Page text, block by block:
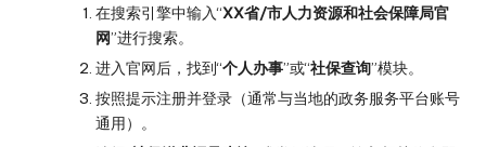
在搜索引擎中输入“XX省/市人力资源和社会保障局官
网”进行搜索。
进入官网后，找到“个人办事”或“社保查询”模块。
按照提示注册并登录（通常与当地的政务服务平台账号
通用）。